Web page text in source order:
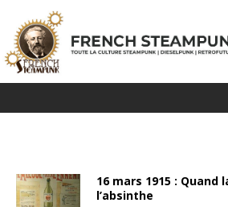
16 mars 1915 :
l’absinthe